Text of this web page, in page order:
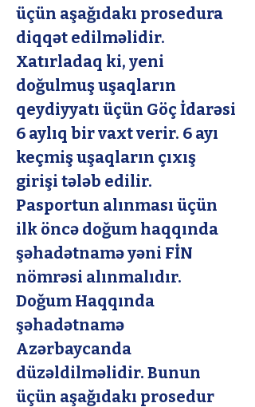
üçün aşağıdakı prosedura
diqqət edilməlidir.
Xatırladaq ki, yeni
doğulmuş uşaqların
qeydiyyatı üçün Göç İdarəsi
6 aylıq bir vaxt verir. 6 ayı
keçmiş uşaqların çıxış
girişi tələb edilir.
Pasportun alınması üçün
ilk öncə doğum haqqında
şəhadətnamə yəni FİN
nömrəsi alınmalıdır.
Doğum Haqqında
şəhadətnamə
Azərbaycanda
düzəldilməlidir. Bunun
üçün aşağıdakı prosedur